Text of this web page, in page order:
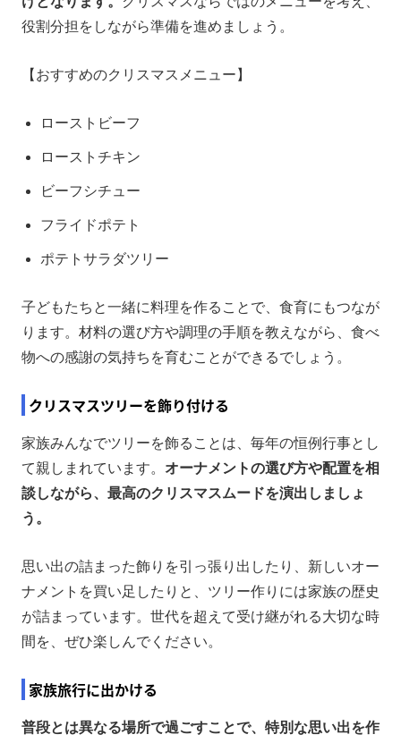
役割分担をしながら準備を進めましょう。
【おすすめのクリスマスメニュー】
ローストビーフ
ローストチキン
ビーフシチュー
フライドポテト
ポテトサラダツリー
子どもたちと一緒に料理を作ることで、食育にもつなが
ります。材料の選び方や調理の手順を教えながら、食べ
物への感謝の気持ちを育むことができるでしょう。
クリスマスツリーを飾り付ける
家族みんなでツリーを飾ることは、毎年の恒例行事とし
て親しまれています。 オーナメントの選び方や配置を相
談しながら、最高のクリスマスムードを演出しましょ
う。
思い出の詰まった飾りを引っ張り出したり、新しいオー
ナメントを買い足したりと、ツリー作りには家族の歴史
が詰まっています。世代を超えて受け継がれる大切な時
間を、ぜひ楽しんでください。
家族旅行に出かける
普段とは異なる場所で過ごすことで、特別な思い出を作